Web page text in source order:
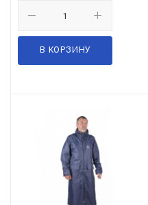
В КОРЗИНУ